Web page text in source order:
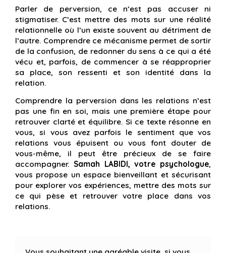
Parler de perversion, ce n’est pas accuser ni
stigmatiser. C’est mettre des mots sur une réalité
relationnelle où l’un existe souvent au détriment de
l’autre. Comprendre ce mécanisme permet de sortir
de la confusion, de redonner du sens à ce qui a été
vécu et, parfois, de commencer à se réapproprier
sa place, son ressenti et son identité dans la
relation.
Comprendre la perversion dans les relations n’est
pas une fin en soi, mais une première étape pour
retrouver clarté et équilibre. Si ce texte résonne en
vous, si vous avez parfois le sentiment que vos
relations vous épuisent ou vous font douter de
vous-même, il peut être précieux de se faire
accompagner. Samah LABIDI, votre psychologue,
vous propose un espace bienveillant et sécurisant
pour explorer vos expériences, mettre des mots sur
ce qui pèse et retrouver votre place dans vos
relations.